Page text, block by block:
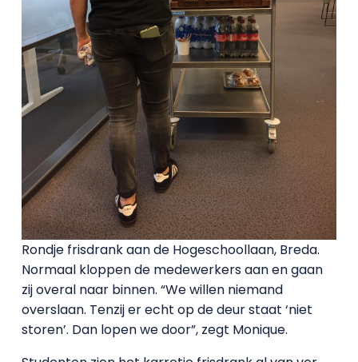
Rondje frisdrank aan de Hogeschoollaan, Breda.
Normaal kloppen de medewerkers aan en gaan
zij overal naar binnen. “We willen niemand
overslaan. Tenzij er echt op de deur staat ‘niet
storen’. Dan lopen we door”, zegt Monique.